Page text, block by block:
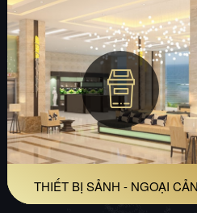
THIẾT BỊ SẢNH - NGOẠI